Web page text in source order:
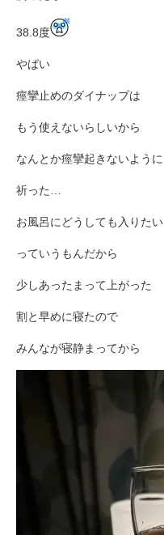
38.8度
やばい
痙攣止めのダイナップは
もう使えないらしいから
なんとか痙攣起きないように
祈った…
お風呂にどうしても入りたい
っていうもんだから
少しあったまって上がった
割と早めに寝たので
みんなが寝静まってから